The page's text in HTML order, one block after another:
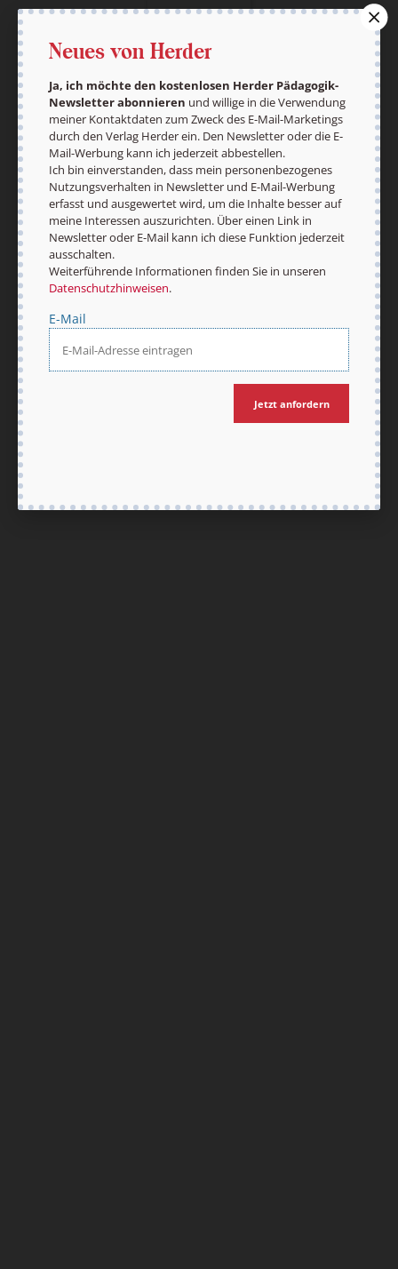
Nach oben
Neues von Herder
Ja, ich möchte den kostenlosen Herder Pädagogik-
Newsletter abonnieren und willige in die Verwendung
meiner Kontaktdaten zum Zweck des E-Mail-Marketings
durch den Verlag Herder ein. Den Newsletter oder die E-
Mail-Werbung kann ich jederzeit abbestellen.
Ich bin einverstanden, dass mein personenbezogenes
Nutzungsverhalten in Newsletter und E-Mail-Werbung
erfasst und ausgewertet wird, um die Inhalte besser auf
meine Interessen auszurichten. Über einen Link in
Newsletter oder E-Mail kann ich diese Funktion jederzeit
ausschalten.
Weiterführende Informationen finden Sie in unseren
Datenschutzhinweisen.
E-Mail
Jetzt anfordern